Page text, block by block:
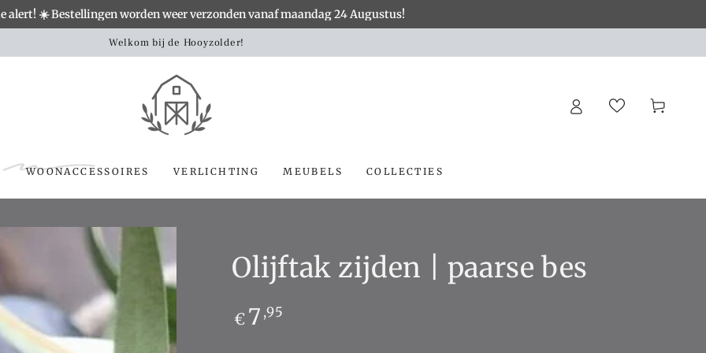
alert! ☀️ Bestellingen worden weer verzonden vanaf maandag 24 Augustus!
Landelijke woondecoratie shop je hier!
WOONACCESSOIRES VERLICHTING MEUBELS COLLECTIES
Winkelwagen
Olijftak zijden | paarse bes
Normale
prijs
€ 7 ,95